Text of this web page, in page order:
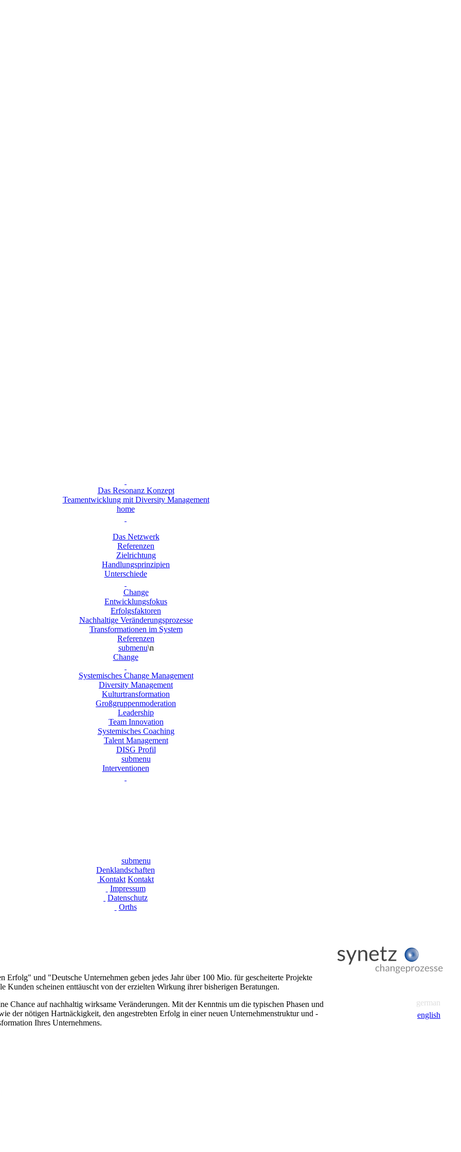
Das Resonanz Konzept
Teamentwicklung mit Diversity Management
home
Das Netzwerk
Referenzen
Zielrichtung
Handlungsprinzipien
Unterschiede
Change
Entwicklungsfokus
Erfolgsfaktoren
Nachhaltige Veränderungsprozesse
Transformationen im System
Referenzen
submenu\n
Change
Systemisches Change Management
Diversity Management
Kulturtransformation
Großgruppenmoderation
Leadership
Team Innovation
Systemisches Coaching
Talent Management
DISG Profil
submenu
Interventionen
submenu
Denklandschaften
Kontakt Kontakt
Impressum
Datenschutz
Orths
german
english
Erfolg" und "Deutsche Unternehmen geben jedes Jahr über 100 Mio. für gescheiterte Projekte
scheinen enttäuscht von der erzielten Wirkung ihrer bisherigen Beratungen.
Chance auf nachhaltig wirksame Veränderungen. Mit der Kenntnis um die typischen Phasen und
der nötigen Hartnäckigkeit, den angestrebten Erfolg in einer neuen Unternehmenstruktur und -
Ihres Unternehmens.